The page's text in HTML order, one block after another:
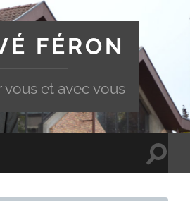
FÉRON
vous et avec vous
Toggle